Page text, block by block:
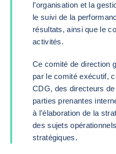
l’organisation et la
le suivi de la
résultats, ainsi que le
activités.
Ce comité de direction
par le comité exécutif,
CDG, des directeurs de
parties prenantes
à l’élaboration de la
des sujets
stratégiques.